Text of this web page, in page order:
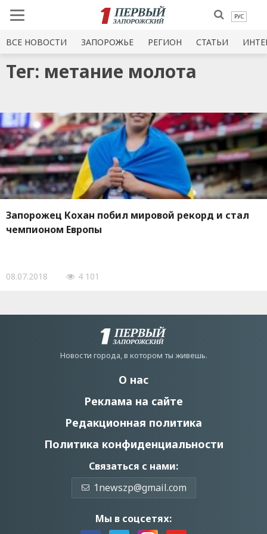
РУС
ВСЕ НОВОСТИ ЗАПОРОЖЬЕ РЕГИОН СТАТЬИ
Тег: метание молота
Запорожец Кохан побил мировой рекорд и стал
чемпионом Европы
08.07.2018 4 101
Новости города, в котором ты живешь.
О нас
Реклама на сайте
Редакционная политика
Политика конфиденциальности
Связаться с нами:
1newszp@gmail.com
Мы в соцсетях: